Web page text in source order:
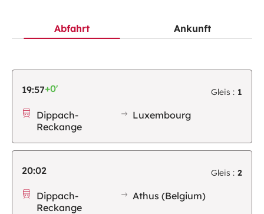
Abfahrt Ankunft
19:57+0' Gleis : 1
Dippach-
Reckange
Luxembourg
20:02 Gleis : 2
Dippach-
Reckange
Athus (Belgium)